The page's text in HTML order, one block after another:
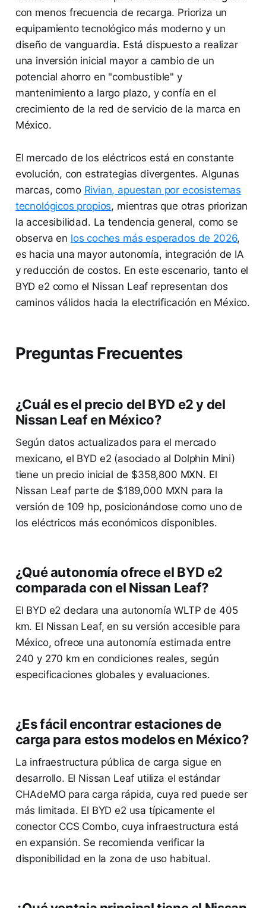
con menos frecuencia de recarga. Prioriza un
equipamiento tecnológico más moderno y un
diseño de vanguardia. Está dispuesto a realizar
una inversión inicial mayor a cambio de un
potencial ahorro en "combustible" y
mantenimiento a largo plazo, y confía en el
crecimiento de la red de servicio de la marca en
México.
El mercado de los eléctricos está en constante
evolución, con estrategias divergentes. Algunas
marcas, como Rivian, apuestan por ecosistemas
tecnológicos propios, mientras que otras priorizan
la accesibilidad. La tendencia general, como se
observa en los coches más esperados de 2026,
es hacia una mayor autonomía, integración de IA
y reducción de costos. En este escenario, tanto el
BYD e2 como el Nissan Leaf representan dos
caminos válidos hacia la electrificación en México.
Preguntas Frecuentes
¿Cuál es el precio del BYD e2 y del
Nissan Leaf en México?
Según datos actualizados para el mercado
mexicano, el BYD e2 (asociado al Dolphin Mini)
tiene un precio inicial de $358,800 MXN. El
Nissan Leaf parte de $189,000 MXN para la
versión de 109 hp, posicionándose como uno de
los eléctricos más económicos disponibles.
¿Qué autonomía ofrece el BYD e2
comparada con el Nissan Leaf?
El BYD e2 declara una autonomía WLTP de 405
km. El Nissan Leaf, en su versión accesible para
México, ofrece una autonomía estimada entre
240 y 270 km en condiciones reales, según
especificaciones globales y evaluaciones.
¿Es fácil encontrar estaciones de
carga para estos modelos en México?
La infraestructura pública de carga sigue en
desarrollo. El Nissan Leaf utiliza el estándar
CHAdeMO para carga rápida, cuya red puede ser
más limitada. El BYD e2 usa típicamente el
conector CCS Combo, cuya infraestructura está
en expansión. Se recomienda verificar la
disponibilidad en la zona de uso habitual.